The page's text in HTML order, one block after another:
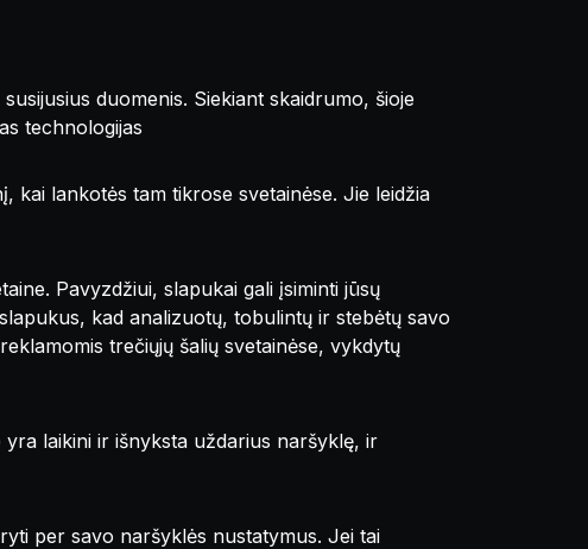
duomenis. Siekiant skaidrumo, šioje
technologijas
kai lankotės tam tikrose svetainėse. Jie leidžia
Pavyzdžiui, slapukai gali įsiminti jūsų
kad analizuotų, tobulintų ir stebėtų savo
trečiųjų šalių svetainėse, vykdytų
laikini ir išnyksta uždarius naršyklę, ir
per savo naršyklės nustatymus. Jei tai